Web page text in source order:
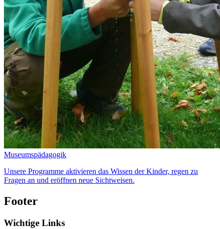
Museumspädagogik
Unsere Programme aktivieren das Wissen der Kinder, regen zu
Fragen an und eröffnen neue Sichtweisen.
Footer
Wichtige Links